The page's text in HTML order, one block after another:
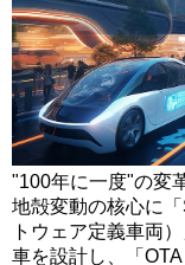
"100年に一度"の変
地殻変動の核心に
トウェア定義車両
車を設計し、「